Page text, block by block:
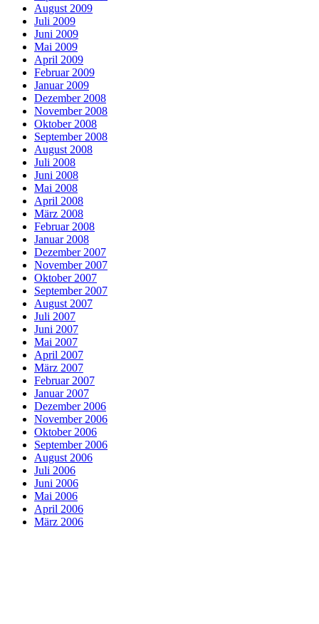
August 2009
Juli 2009
Juni 2009
Mai 2009
April 2009
Februar 2009
Januar 2009
Dezember 2008
November 2008
Oktober 2008
September 2008
August 2008
Juli 2008
Juni 2008
Mai 2008
April 2008
März 2008
Februar 2008
Januar 2008
Dezember 2007
November 2007
Oktober 2007
September 2007
August 2007
Juli 2007
Juni 2007
Mai 2007
April 2007
März 2007
Februar 2007
Januar 2007
Dezember 2006
November 2006
Oktober 2006
September 2006
August 2006
Juli 2006
Juni 2006
Mai 2006
April 2006
März 2006